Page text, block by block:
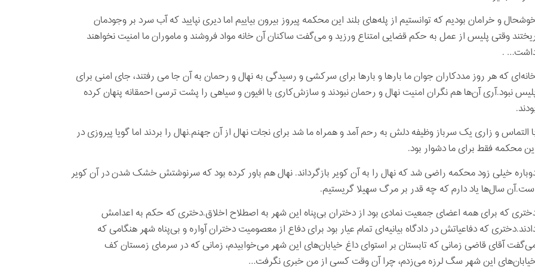
و خرامان بودیم که توانستیم از پله‌های بلند این محکمه پیروز بیرون بیاییم اما دیری نپایید که آب سرد بر وجودمان
وقتی پلیس از عمل به حکم قضایی امتناع ورزید و می‌گفت ساکنان آن خانه مواد فروشند و ماموران ما امنیت نخواهند
.
که هر روز مددکاران جوان ما بارها و بارها برای سرکشی و رسیدگی به نهال و رحمان به آن جا می رفتند، جای امنی برای
نبود.آری آن‌ها هم نگران امنیت نهال و رحمان نبودند و سازش‌کاری با افیون و سیاهی را پشت ترسی احمقانه پنهان کرده
التماس و زاری یک سرباز وظیفه دلش به رحم آمد و همراه ما شد برای نجات نهال از آن جهنم.نهال را بردند اما گویا پیروزی در
محکمه فقط برای ما دشوار بود.
خیلی زود محکمه راضی شد که نهال را به آن کویر بازگرداند. نهال هم باور کرده بود که سرنوشتش خشک شدن در آن کویر
سال‌ها یاد دارم که چه قدر بر مرگ سهیلا گریستیم.
که برای همه اعضای جمعیت نمادی بود از دختران بی‌پناه این شهر به اصطلاح اخلاق.دختری که حکم به اعدامش
که دفاعیاتش در دادگاه بیانیه‌ای تمام عیار بود برای دفاع از معصومیت دختران آواره و بی‌پناه شهر هنگامی که
آقای قاضی زمانی که تابستان بر استوای داغ خیابان‌های این شهر می‌خوابیدم، زمانی که در سرمای زمستان کف
این شهر سگ لرزه می‌زدم، چرا آن وقت کسی از من خبری نگرفت…